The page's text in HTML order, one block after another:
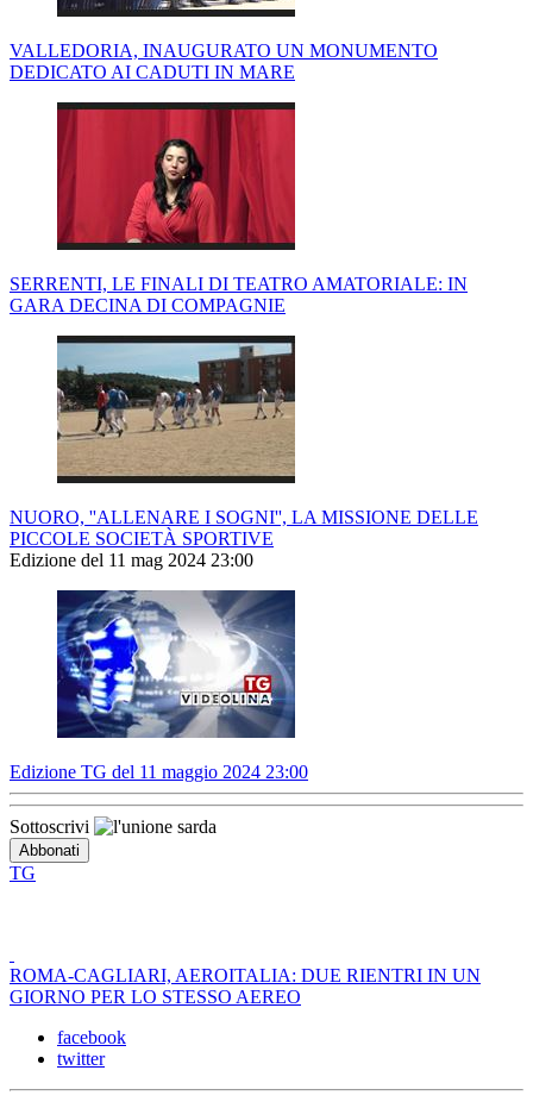
VALLEDORIA, INAUGURATO UN MONUMENTO
DEDICATO AI CADUTI IN MARE
SERRENTI, LE FINALI DI TEATRO AMATORIALE: IN
GARA DECINA DI COMPAGNIE
NUORO, ''ALLENARE I SOGNI'', LA MISSIONE DELLE
PICCOLE SOCIETÀ SPORTIVE
Edizione del 11 mag 2024 23:00
Edizione TG del 11 maggio 2024 23:00
Sottoscrivi
TG
ROMA-CAGLIARI, AEROITALIA: DUE RIENTRI IN UN
GIORNO PER LO STESSO AEREO
facebook
twitter